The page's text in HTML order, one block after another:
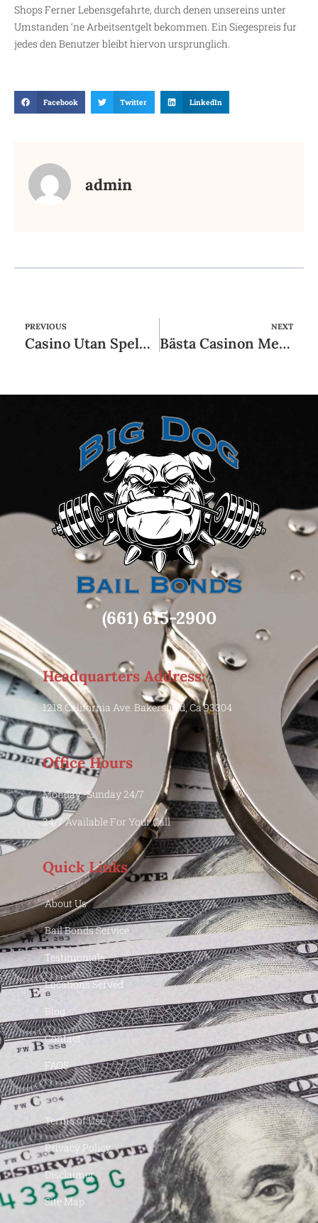
Shops Ferner Lebensgefahrte, durch denen unsereins unter
Umstanden ‘ne Arbeitsentgelt bekommen. Ein Siegespreis fur
jedes den Benutzer bleibt hiervon ursprunglich.
Facebook Twitter LinkedIn
admin
PREVIOUS
Casino Utan Spelpaus Utländska Sportsidor
NEXT
Bästa Casinon Med Trustly, Bankid & Zimpler
(661) 615-2900
Headquarters Address:
1218 California Ave. Bakersfield, Ca 93304
Office Hours
Monday -Sunday 24/7
24/7 Available For Your Call
Quick Links
About Us
Bail Bonds Service
Testimonials
Locations Served
Blog
Contact
FAQS
Terms of Use
Privacy Policy
Disclaimer
Site Map